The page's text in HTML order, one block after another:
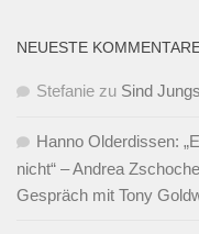
NEUESTE
Stefanie zu Sind
Hanno Olderdissen:
nicht“ – Andrea
Gespräch mit Tony